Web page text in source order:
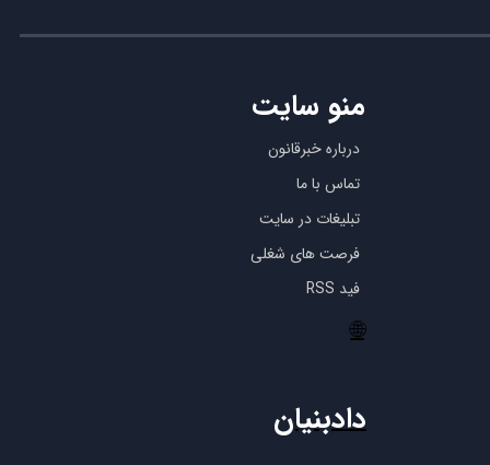
درباره خبرقانون
تماس با ما
تبلیغات در سایت
فرصت های شغلی
فید RSS
منو سایت
🌐
دادبنیان